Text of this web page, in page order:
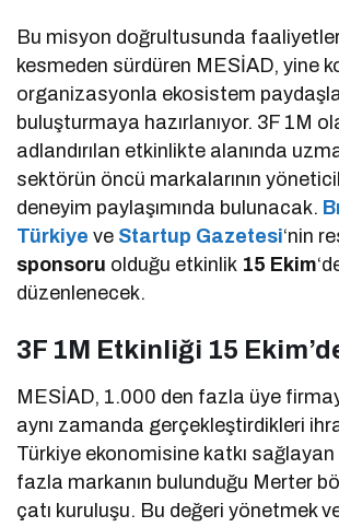
Bu misyon doğrultusunda
kesmeden sürdüren MESİAD, yine
organizasyonla ekosistem
buluşturmaya hazırlanıyor. 3F 1M
adlandırılan etkinlikte alanında
sektörün öncü markalarının
deneyim paylaşımında bulunacak.
Türkiye ve Startup Gazetesi‘nin
sponsoru olduğu etkinlik 15 Ekim
düzenlenecek.
3F 1M Etkinliği 15
MESİAD, 1.000 den fazla üye
aynı zamanda gerçekleştirdikleri
Türkiye ekonomisine katkı sağlayan
fazla markanın bulunduğu Merter
çatı kuruluşu. Bu değeri yönetmek